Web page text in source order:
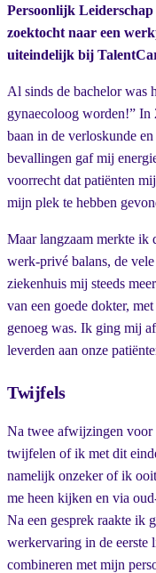
Persoonlijk
zoektocht naar een
uiteindelijk bij
Al sinds de bachelor
gynaecoloog worden!”
baan in de verloskunde
bevallingen gaf mij
voorrecht dat patiënten
mijn plek te hebben
Maar langzaam merkte ik
werk-privé balans, de
ziekenhuis mij steeds
van een goede dokter,
genoeg was. Ik ging mij
leverden aan onze
Twijfels
Na twee afwijzingen
twijfelen of ik met dit
namelijk onzeker of ik
me heen kijken en via
Na een gesprek raakte ik
werkervaring in de eerste
combineren met mijn